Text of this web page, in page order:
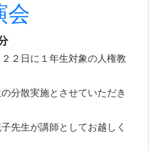
会
２日に１年生対象の人権教
分散実施とさせていただき
先生が講師としてお越しく